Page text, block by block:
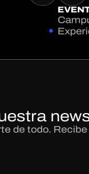
de todo.